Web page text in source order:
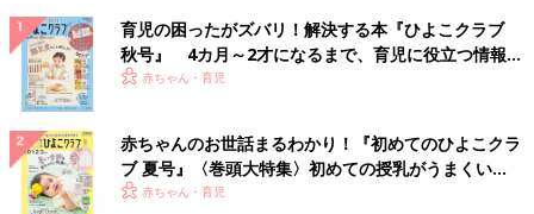
育児の困ったがズバリ！解決する本『ひよこクラブ
秋号』 4カ月～2才になるまで、育児に役立つ情報が
いっぱい！
赤ちゃん・育児
赤ちゃんのお世話まるわかり！『初めてのひよこクラ
ブ 夏号』〈巻頭大特集〉初めての授乳がうまくい
く！ おっぱい・ミルクの基本と夏のトラブル 解決テ
赤ちゃん・育児